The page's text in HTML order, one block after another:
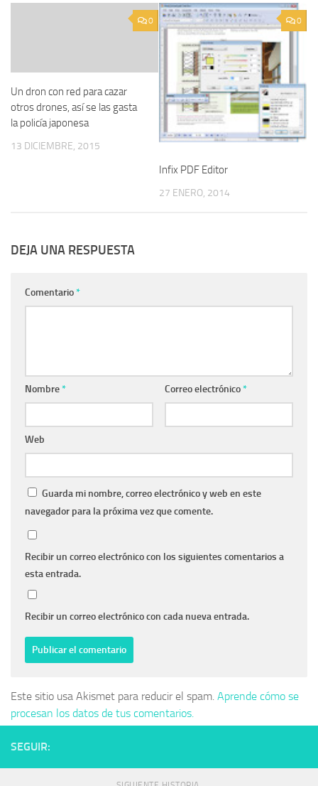
0
Un dron con red para cazar
otros drones, así se las gasta
la policía japonesa
13 DICIEMBRE, 2015
0
Infix PDF Editor
27 ENERO, 2014
DEJA UNA RESPUESTA
Comentario*
Nombre* Correo electrónico*
Web
Guarda mi nombre, correo electrónico y web en este
navegador para la próxima vez que comente.
Recibir un correo electrónico con los siguientes comentarios a
esta entrada.
Recibir un correo electrónico con cada nueva entrada.
Este sitio usa Akismet para reducir el spam. Aprende cómo se
procesan los datos de tus comentarios.
SEGUIR: